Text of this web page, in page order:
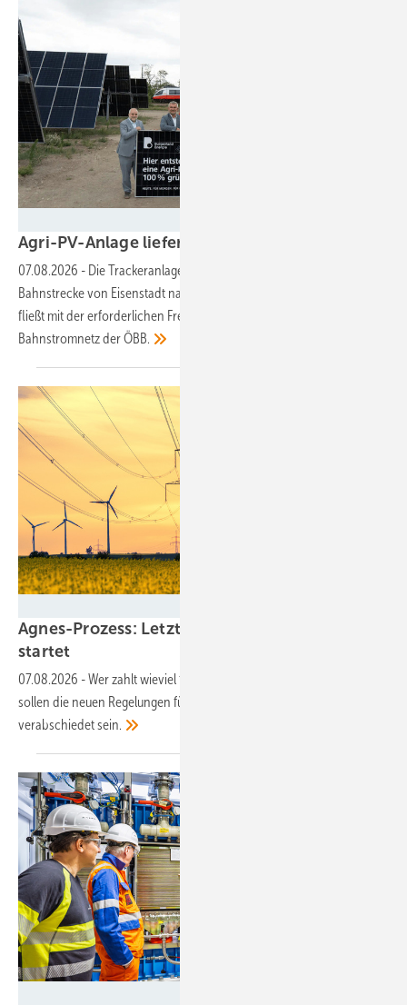
Agri-PV-Anlage liefert Bahnstrom für die
07.08.2026 - Die Trackeranlage wurde in unmittelbarer Nähe der
Bahnstrecke von Eisenstadt nach Neusiedl am See gebaut. Der Strom
fließt mit der erforderlichen Frequenz von 16,7 Hertz direkt ins
Bahnstromnetz derÖBB.
Agnes-Prozess: Letzte Konsultationsrunde
startet
07.08.2026 -Wer zahlt wieviel für den Netzausbau: Bis Jahresende
sollen die neuen Regelungen für die Entgelte im Stromnetz
verabschiedetsein.